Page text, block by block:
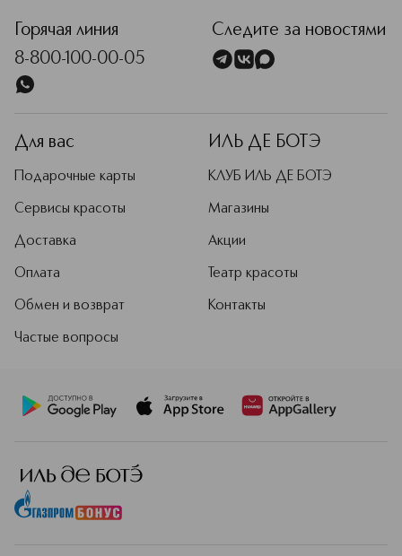
Горячая линия
8-800-100-00-05
Следите за новостями
Для вас
Подарочные карты
Сервисы красоты
Доставка
Оплата
Обмен и возврат
Частые вопросы
ИЛЬ ДЕ БОТЭ
КЛУБ ИЛЬ ДЕ БОТЭ
Магазины
Акции
Театр красоты
Контакты